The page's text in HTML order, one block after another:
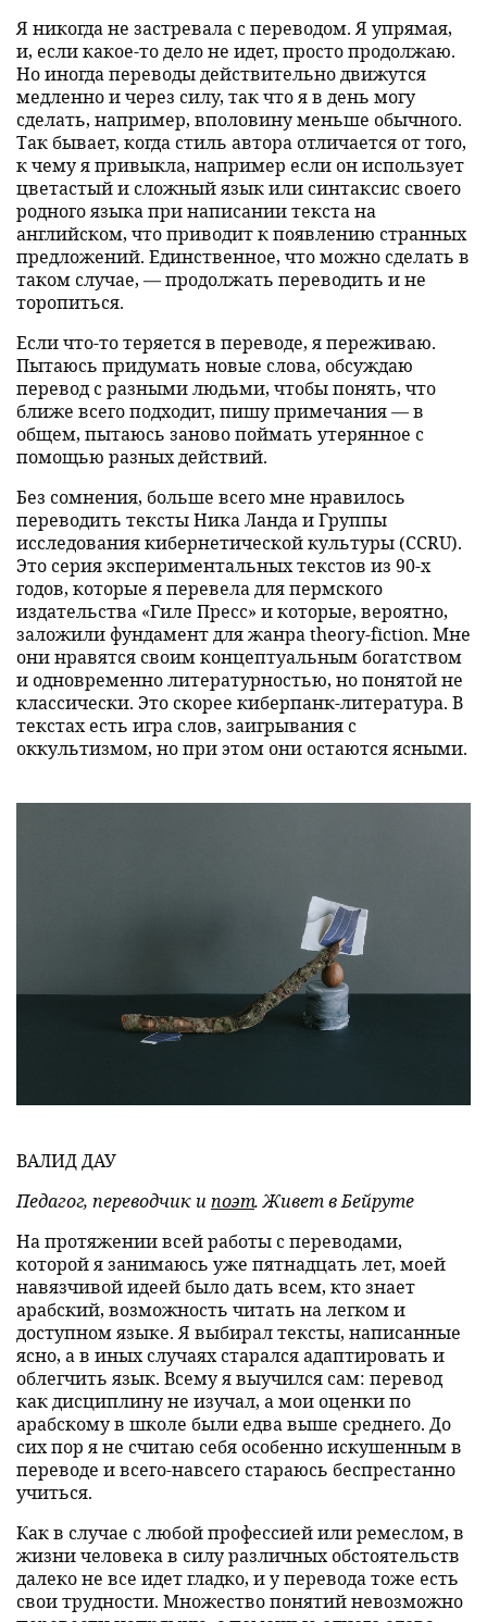
Я никогда не застревала с переводом. Я упрямая,
и, если какое-то дело не идет, просто продолжаю.
Но иногда переводы действительно движутся
медленно и через силу, так что я в день могу
сделать, например, вполовину меньше обычного.
Так бывает, когда стиль автора отличается от того,
к чему я привыкла, например если он использует
цветастый и сложный язык или синтаксис своего
родного языка при написании текста на
английском, что приводит к появлению странных
предложений. Единственное, что можно сделать в
таком случае, — продолжать переводить и не
торопиться.
Если что-то теряется в переводе, я переживаю.
Пытаюсь придумать новые слова, обсуждаю
перевод с разными людьми, чтобы понять, что
ближе всего подходит, пишу примечания — в
общем, пытаюсь заново поймать утерянное с
помощью разных действий.
Без сомнения, больше всего мне нравилось
переводить тексты Ника Ланда и Группы
исследования кибернетической культуры (CCRU).
Это серия экспериментальных текстов из 90-х
годов, которые я перевела для пермского
издательства «Гиле Пресс» и которые, вероятно,
заложили фундамент для жанра theory-fiction. Мне
они нравятся своим концептуальным богатством
и одновременно литературностью, но понятой не
классически. Это скорее киберпанк-литература. В
текстах есть игра слов, заигрывания с
оккультизмом, но при этом они остаются ясными.
ВАЛИД ДАУ
Педагог, переводчик и поэт. Живет в Бейруте
На протяжении всей работы с переводами,
которой я занимаюсь уже пятнадцать лет, моей
навязчивой идеей было дать всем, кто знает
арабский, возможность читать на легком и
доступном языке. Я выбирал тексты, написанные
ясно, а в иных случаях старался адаптировать и
облегчить язык. Всему я выучился сам: перевод
как дисциплину не изучал, а мои оценки по
арабскому в школе были едва выше среднего. До
сих пор я не считаю себя особенно искушенным в
переводе и всего-навсего стараюсь беспрестанно
учиться.
Как в случае с любой профессией или ремеслом, в
жизни человека в силу различных обстоятельств
далеко не все идет гладко, и у перевода тоже есть
свои трудности. Множество понятий невозможно